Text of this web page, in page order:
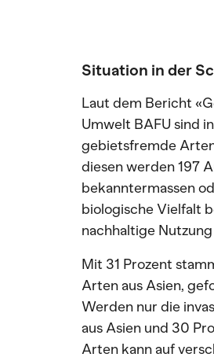
Situation in der
Laut dem Bericht
Umwelt BAFU sind
gebietsfremde
diesen werden 197
bekanntermassen
biologische Vielfalt
nachhaltige
Mit 31 Prozent
Arten aus Asien,
Werden nur die
aus Asien und 30
Arten kann auf